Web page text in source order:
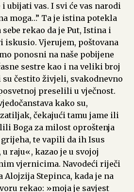
ubijati vas. I svi će vas narodi
moga…” Ta je istina potekla
rekao da je Put, Istina i
iskusio. Vjerujem, poštovana
ponosni na naše pobijene
sestre kao i na veliki broj
čestito živjeli, svakodnevno
preselili u vječnost.
kako su,
čekajući tamu jame ili
Boga za milost oproštenja
te vapili da ih Isus
raju«, kazao je u svojoj
vjernicima. Navodeći riječi
Stepinca, kada je na
rekao: »moja je savjest